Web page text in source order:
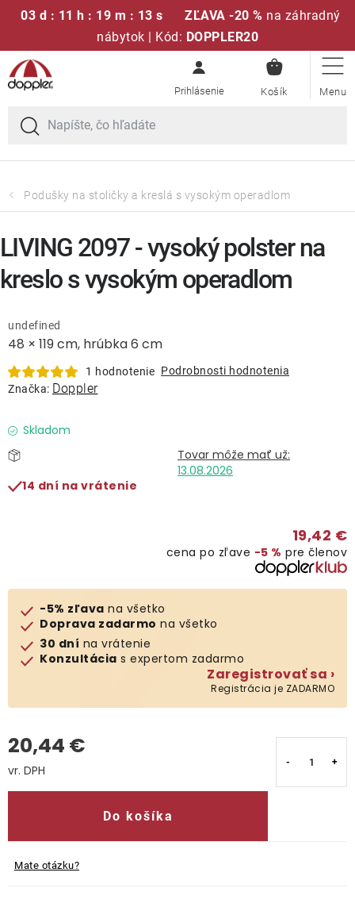
03 d : 11 h : 19 m : 13 s ZĽAVA -20 % na záhradný
nábytok | Kód: DOPPLER20
Prejsť
na
obsah
KOŠÍK
Sedacie súpravy
Slnečníky
Polstre a sedáky
Predávané značky
Klub výhod
Kontakty
Podušky na stoličky a kreslá s vysokým operadlom
48 × 119 cm, hrúbka 6 cm
undefined
1 hodnotenie Podrobnosti hodnotenia
Značka: Doppler
Skladom
13.08.2026
14 dní na vrátenie
19,42 €
cena po zľave −5 % pre členov
-5% zľava na všetko
Doprava zadarmo na všetko
30 dní na vrátenie
Konzultácia s expertom zadarmo
Zaregistrovať sa ›
Registrácia je ZADARMO
20,44 €
Do košíka
Mate otázku?
LIVING 2097 - vysoký polster na
kreslo s vysokým operadlom